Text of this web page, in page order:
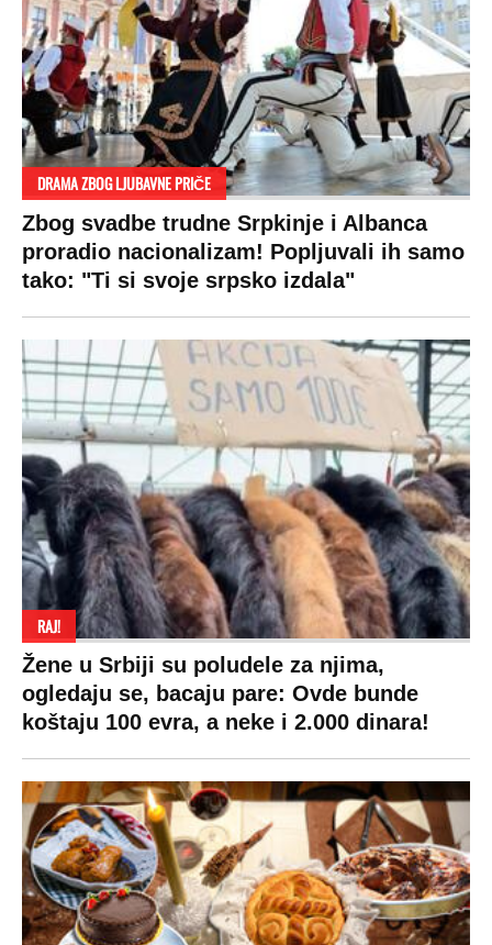
SPREMITE SE
Za posnu slavsku trpezu ove godine treba
izdvojiti ozbiljnu sumu novca: Nečija cela
plata ode na svega 20 gostiju
VESTI
Politika
Društvo
Hronika
Ekonomija
Beograd
Zasadi drvo
Kosovo
Sudbine
SHOWBIZ
Rijaliti
Zvezde
Holivud
Kviz
SPORT
Fudbal
Košarka
Tenis
Ostali sportovi
Navijači
Showtime
VIRALNO
Bizar
Svaštara
Tiktok
LIFESTYLE
Život
Stil
Zdravlje
Hi-Tech
Kultura
SVET
Planeta
Globalno zagrevanje
Hrvatska
BiH
Crna Gora
Makedonija
Auto
MONDO INC.
Impressum
Kontakt
Politika o kolačićima
Uslovi korišćenja
Politika privatnosti
Privacy policy
Terms of service
Prijatelji sajta